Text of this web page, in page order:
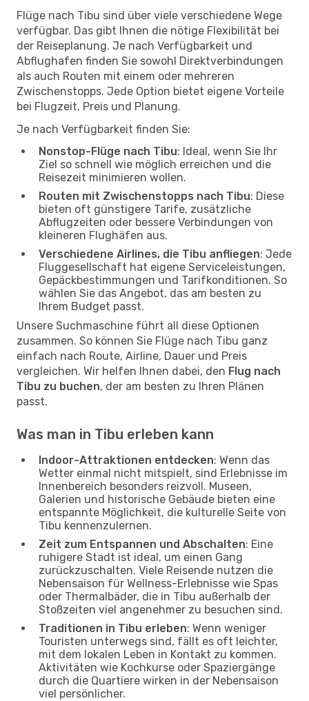
Flüge nach Tibu sind über viele verschiedene Wege
verfügbar. Das gibt Ihnen die nötige Flexibilität bei
der Reiseplanung. Je nach Verfügbarkeit und
Abflughafen finden Sie sowohl Direktverbindungen
als auch Routen mit einem oder mehreren
Zwischenstopps. Jede Option bietet eigene Vorteile
bei Flugzeit, Preis und Planung.
Je nach Verfügbarkeit finden Sie:
Nonstop-Flüge nach Tibu: Ideal, wenn Sie Ihr
Ziel so schnell wie möglich erreichen und die
Reisezeit minimieren wollen.
Routen mit Zwischenstopps nach Tibu: Diese
bieten oft günstigere Tarife, zusätzliche
Abflugzeiten oder bessere Verbindungen von
kleineren Flughäfen aus.
Verschiedene Airlines, die Tibu anfliegen: Jede
Fluggesellschaft hat eigene Serviceleistungen,
Gepäckbestimmungen und Tarifkonditionen. So
wählen Sie das Angebot, das am besten zu
Ihrem Budget passt.
Unsere Suchmaschine führt all diese Optionen
zusammen. So können Sie Flüge nach Tibu ganz
einfach nach Route, Airline, Dauer und Preis
vergleichen. Wir helfen Ihnen dabei, den Flug nach
Tibu zu buchen, der am besten zu Ihren Plänen
passt.
Was man in Tibu erleben kann
Indoor-Attraktionen entdecken: Wenn das
Wetter einmal nicht mitspielt, sind Erlebnisse im
Innenbereich besonders reizvoll. Museen,
Galerien und historische Gebäude bieten eine
entspannte Möglichkeit, die kulturelle Seite von
Tibu kennenzulernen.
Zeit zum Entspannen und Abschalten: Eine
ruhigere Stadt ist ideal, um einen Gang
zurückzuschalten. Viele Reisende nutzen die
Nebensaison für Wellness-Erlebnisse wie Spas
oder Thermalbäder, die in Tibu außerhalb der
Stoßzeiten viel angenehmer zu besuchen sind.
Traditionen in Tibu erleben: Wenn weniger
Touristen unterwegs sind, fällt es oft leichter,
mit dem lokalen Leben in Kontakt zu kommen.
Aktivitäten wie Kochkurse oder Spaziergänge
durch die Quartiere wirken in der Nebensaison
viel persönlicher.